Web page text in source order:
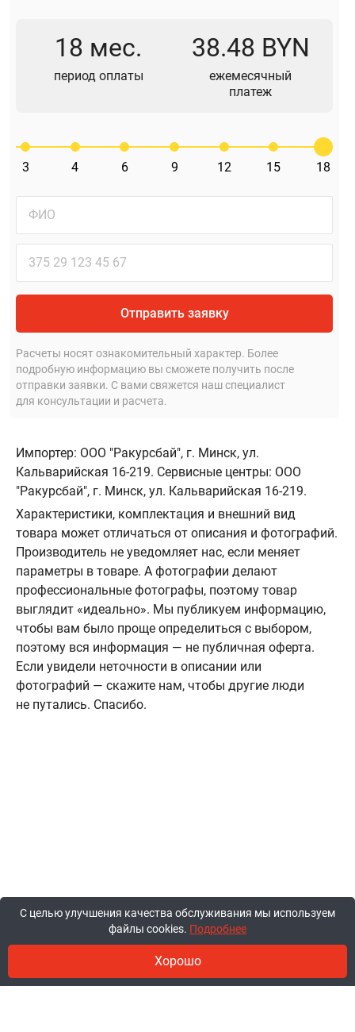
18 мес.
период оплаты
38.48 BYN
ежемесячный
платеж
18
15
12
9
6
4
3
Отправить заявку
Расчеты носят ознакомительный характер. Более
подробную информацию вы сможете получить после
отправки заявки. С вами свяжется наш специалист
для консультации и расчета.
Импортер: ООО "Ракурсбай", г. Минск, ул.
Кальварийская 16-219. Сервисные центры: ООО
"Ракурсбай", г. Минск, ул. Кальварийская 16-219.
Характеристики, комплектация и внешний вид
товара может отличаться от описания и фотографий.
Производитель не уведомляет нас, если меняет
параметры в товаре. А фотографии делают
профессиональные фотографы, поэтому товар
выглядит «идеально». Мы публикуем информацию,
чтобы вам было проще определиться с выбором,
поэтому вся информация — не публичная оферта.
Если увидели неточности в описании или
фотографий — скажите нам, чтобы другие люди
не путались. Спасибо.
С целью улучшения качества обслуживания мы используем
файлы cookies. Подробнее
Хорошо